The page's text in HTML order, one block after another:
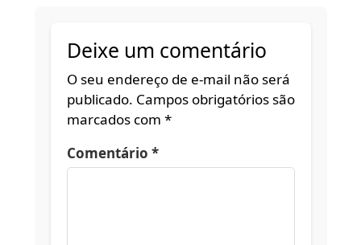
Deixe um comentário
O seu endereço de e-mail não será
publicado. Campos obrigatórios são
marcados com *
Comentário *